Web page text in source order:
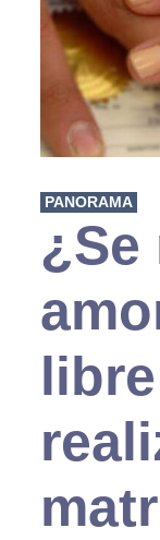
PANORAMA
¿Se